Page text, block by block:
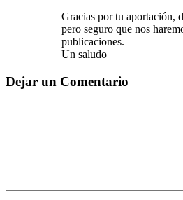
Gracias por tu aportación,
pero seguro que nos
publicaciones.
Un saludo
Dejar un Comentario